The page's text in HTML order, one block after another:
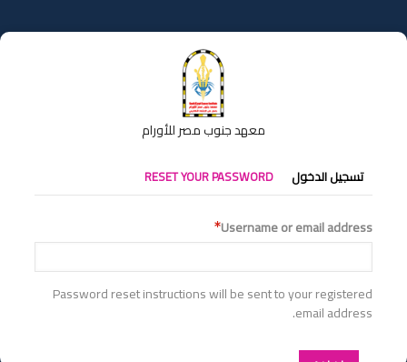
إلى
المحتوى
معهد جنوب مصر للأورام
التبويبات
الأساسية
تسجيل الدخول RESET YOUR PASSWORD
Username or email address
Password reset instructions will be sent to your registered
email address.